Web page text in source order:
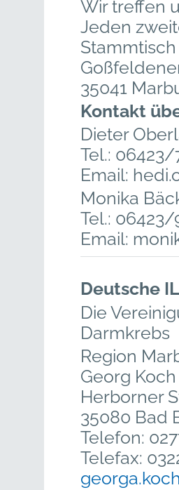
Wir treffen
Jeden
35041
Kontakt
Dieter
Tel.:
Email:
Monika
Tel.:
Email:
Deutsche
Die
Darmkrebs
Region
Georg Koch
Herborner
35080 Bad
Telefon:
Telefax: